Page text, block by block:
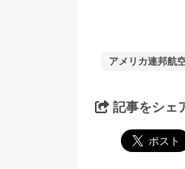
アメリカ連邦航
記事をシェ